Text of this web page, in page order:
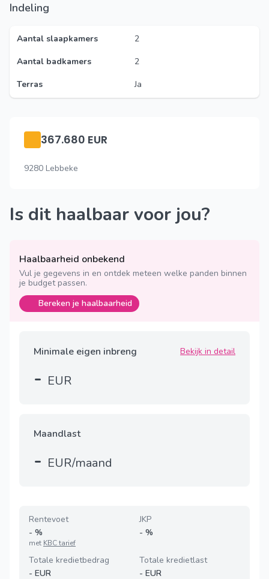
Indeling
Aantal slaapkamers
2
Aantal badkamers
2
Terras
Ja
367.680 EUR
9280 Lebbeke
Is dit haalbaar voor jou?
Haalbaarheid onbekend
Vul je gegevens in en ontdek meteen welke panden binnen
je budget passen.
Bereken je haalbaarheid
Minimale eigen inbreng Bekijk in detail
- EUR
Maandlast
- EUR/maand
Rentevoet
- %
met KBC tarief
JKP
- %
Totale kredietbedrag
- EUR
Totale kredietlast
- EUR